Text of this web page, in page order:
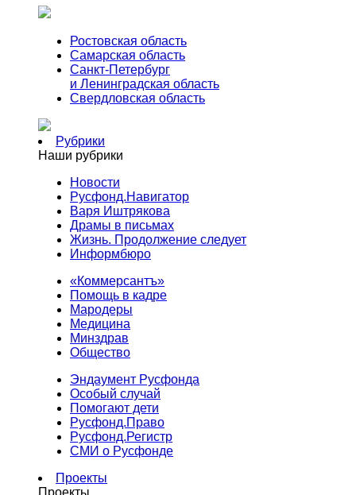
Ростовская область
Самарская область
Санкт-Петербург
и Ленинградская область
Свердловская область
Рубрики
Наши рубрики
Новости
Русфонд.Навигатор
Варя Иштрякова
Драмы в письмах
Жизнь. Продолжение следует
Информбюро
«Коммерсантъ»
Помощь в кадре
Мародеры
Медицина
Минздрав
Общество
Эндаумент Русфонда
Особый случай
Помогают дети
Русфонд.Право
Русфонд.Регистр
СМИ о Русфонде
Проекты
Проекты